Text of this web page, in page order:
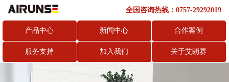
全国咨询热线：0757-29292019
产品中心 新闻中心 合作案例
服务支持 加入我们 关于艾朗赛